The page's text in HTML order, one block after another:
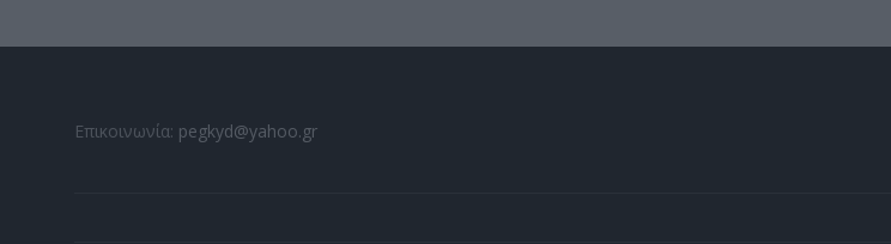
Επικοινωνία: pegkyd@yahoo.gr